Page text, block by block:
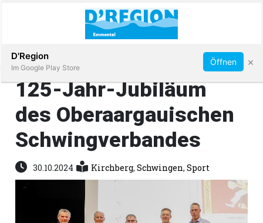
Immobilien
Veranstaltungen
Stellen
Abonnieren
125-Jahr-Jubiläum
des Oberaargauischen
Schwingverbandes
30.10.2024 Kirchberg,Schwingen,Sport
D'Region
Im Google Play Store
Öffnen ×